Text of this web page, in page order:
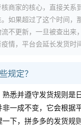
商家的核心，直接关
如果超过了这个时间
不更新，一旦被查出
情，平台会延长发货
规定？
悉并遵守发货规则
一成不变，它会根据
下，拼多多的发货规